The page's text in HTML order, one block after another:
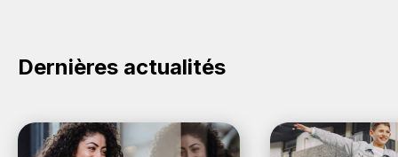
Dernières actualités